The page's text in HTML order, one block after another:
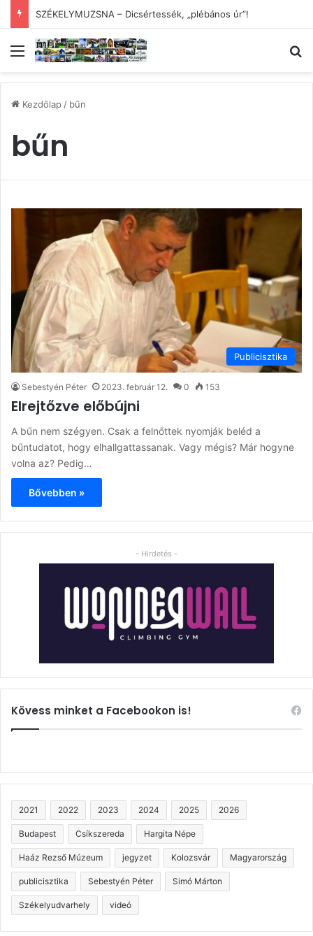
SZÉKELYMUZSNA – Dicsértessék, „plébános úr”!
Menü
Kezdőlap/ bűn
bűn
Publicisztika
Sebestyén Péter 2023. február 12. 0 153
Elrejtőzve előbújni
A bűn nem szégyen. Csak a felnőttek nyomják beléd a
bűntudatot, hogy elhallgattassanak. Vagy mégis? Már hogyne
volna az? Pedig…
Bővebben »
- Hirdetés -
Kövess minket a Facebookon is!
2021 2022 2023 2024 2025 2026
Budapest Csíkszereda Hargita Népe
Haáz Rezső Múzeum jegyzet Kolozsvár Magyarország
publicisztika Sebestyén Péter Simó Márton
Székelyudvarhely videó